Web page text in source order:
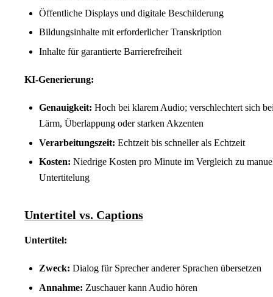
Öffentliche Displays und digitale Beschilderung
Bildungsinhalte mit erforderlicher Transkription
Inhalte für garantierte Barrierefreiheit
KI-Generierung:
Genauigkeit: Hoch bei klarem Audio; verschlechtert sich
Lärm, Überlappung oder starken Akzenten
Verarbeitungszeit: Echtzeit bis schneller als Echtzeit
Kosten: Niedrige Kosten pro Minute im Vergleich zu
Untertitelung
Untertitel vs. Captions
Untertitel:
Zweck: Dialog für Sprecher anderer Sprachen übersetzen
Annahme: Zuschauer kann Audio hören